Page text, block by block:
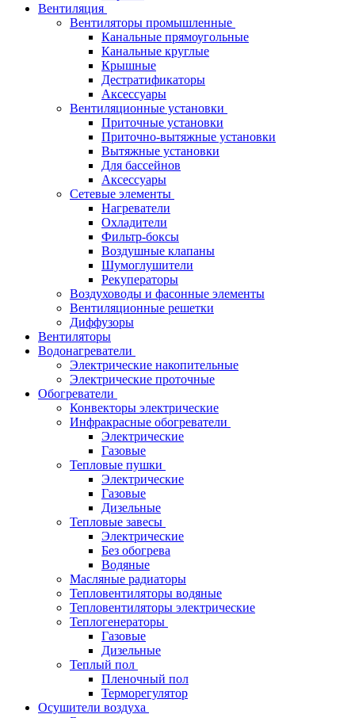
Вентиляция
Вентиляторы промышленные
Канальные прямоугольные
Канальные круглые
Крышные
Дестратификаторы
Аксессуары
Вентиляционные установки
Приточные установки
Приточно-вытяжные установки
Вытяжные установки
Для бассейнов
Аксессуары
Сетевые элементы
Нагреватели
Охладители
Фильтр-боксы
Воздушные клапаны
Шумоглушители
Рекуператоры
Воздуховоды и фасонные элементы
Вентиляционные решетки
Диффузоры
Вентиляторы
Водонагреватели
Электрические накопительные
Электрические проточные
Обогреватели
Конвекторы электрические
Инфракрасные обогреватели
Электрические
Газовые
Тепловые пушки
Электрические
Газовые
Дизельные
Тепловые завесы
Электрические
Без обогрева
Водяные
Масляные радиаторы
Тепловентиляторы водяные
Тепловентиляторы электрические
Теплогенераторы
Газовые
Дизельные
Теплый пол
Пленочный пол
Терморегулятор
Осушители воздуха